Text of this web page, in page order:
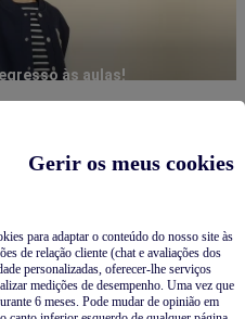
Gerir os meus cookies
para adaptar o conteúdo do nosso site às
de relação cliente (chat e avaliações dos
personalizadas, oferecer-lhe serviços
medições de desempenho. Uma vez que
6 meses. Pode mudar de opinião em
às aulas!
Pijamas